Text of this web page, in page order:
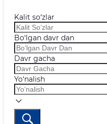
Kalit so‘zlar
Bo‘lgan davr dan
Davr gacha
Yo‘nalish